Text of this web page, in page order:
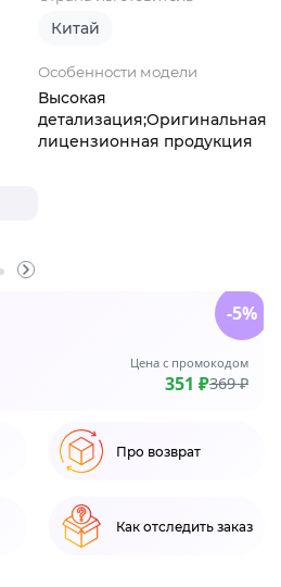
Китай
Особенности модели
Высокая
детализация;Оригинальная
лицензионная продукция
Цена с промокодом
351 ₽369 ₽
-5%
Про возврат
Как отследить заказ